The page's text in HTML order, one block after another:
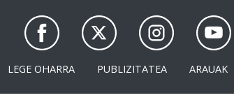
LEGE OHARRA PUBLIZITATEA ARAUAK